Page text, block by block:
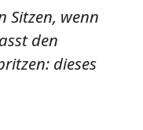
Sitzen, wenn
den
dieses